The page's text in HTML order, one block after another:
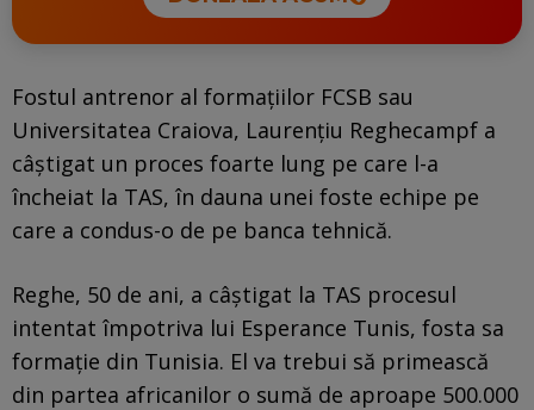
Fostul antrenor al formațiilor FCSB sau
Universitatea Craiova, Laurențiu Reghecampf a
câștigat un proces foarte lung pe care l-a
încheiat la TAS, în dauna unei foste echipe pe
care a condus-o de pe banca tehnică.
Reghe, 50 de ani, a câștigat la TAS procesul
intentat împotriva lui Esperance Tunis, fosta sa
formație din Tunisia. El va trebui să primească
din partea africanilor o sumă de aproape 500.000